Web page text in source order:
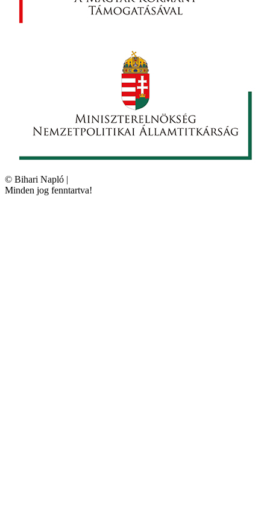
© Bihari Napló |
Minden jog fenntartva!